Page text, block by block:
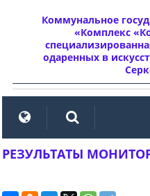
Коммунальное
«Комплекс
одаренных в
РЕЗУЛЬТАТЫ